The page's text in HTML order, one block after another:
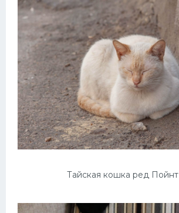
Тайская кошка ред Пойнт